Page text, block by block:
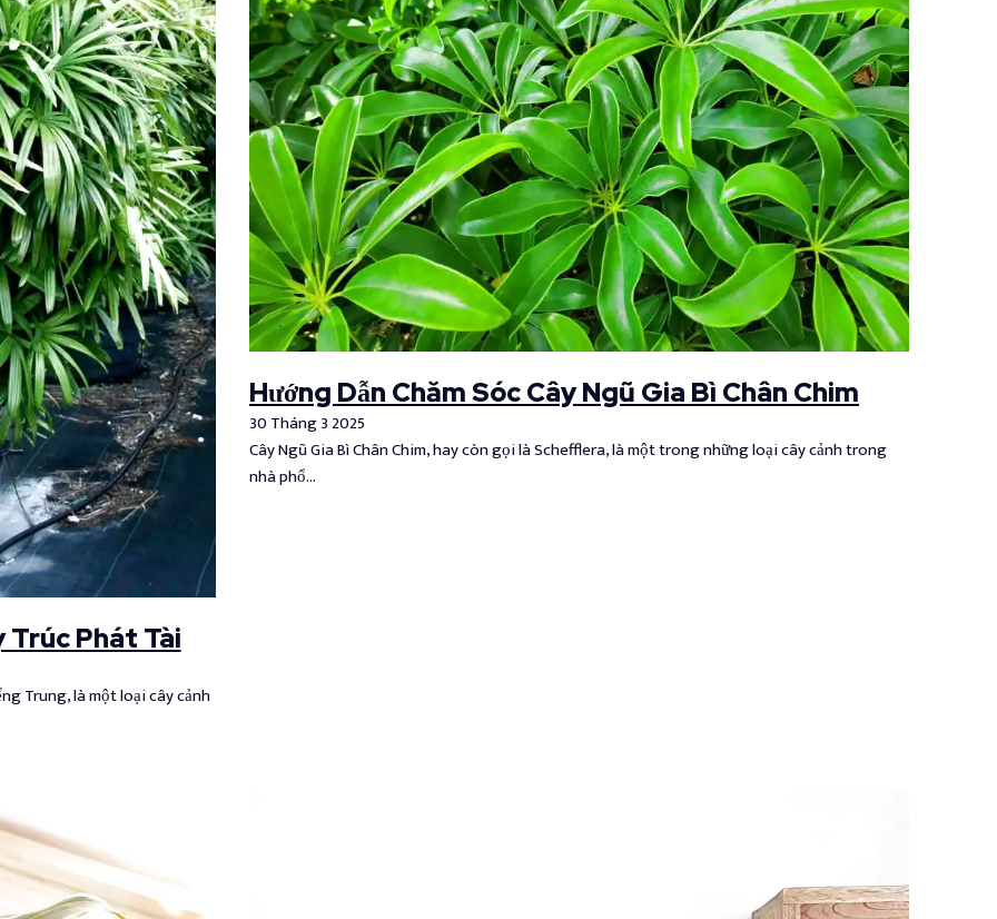
Trúc Phát Tài
Trung, là một loại cây cảnh
Hướng Dẫn Chăm Sóc Cây Ngũ Gia Bì Chân Chim
30 Tháng 3 2025
Cây Ngũ Gia Bì Chân Chim, hay còn gọi là Schefflera, là một trong những loại cây cảnh trong
nhà phổ…